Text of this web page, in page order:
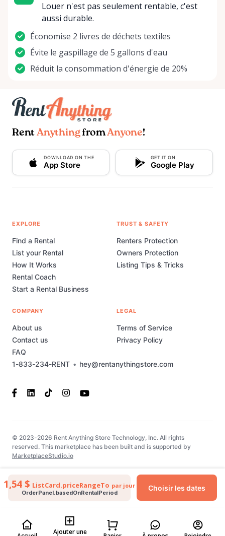
1,54 $ ListCard.priceRangeTo par jour
OrderPanel.basedOnRentalPeriod
Choisir les dates
Louer n'est pas seulement rentable, c'est
aussi durable.
Économise 2 livres de déchets textiles
Évite le gaspillage de 5 gallons d'eau
Réduit la consommation d'énergie de 20%
Ajouter une
Rent AnythingfromAnyone!
DOWNLOAD ON THE
App Store
GET IT ON
Google Play
1-833-234-RENT • hey@rentanythingstore.com
EXPLORE
Find a Rental
List your Rental
How It Works
Rental Coach
Start a Rental Business
TRUST & SAFETY
Renters Protection
Owners Protection
Listing Tips & Tricks
COMPANY
About us
Contact us
FAQ
LEGAL
Terms of Service
Privacy Policy
© 2023-2026 Rent Anything Store Technology, Inc. All rights
reserved. This marketplace has been built and is supported by
MarketplaceStudio.io